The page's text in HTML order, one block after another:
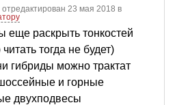
отредактирован 23 мая 2018 в
раскрыть тонкостей
тогда не будет)
гибриды можно трактат
и горные
двухподвесы